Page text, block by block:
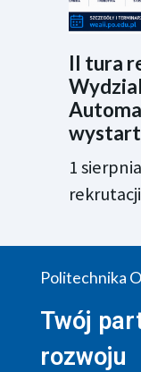
II tura
1
Politechnika
Twój
rozwoju